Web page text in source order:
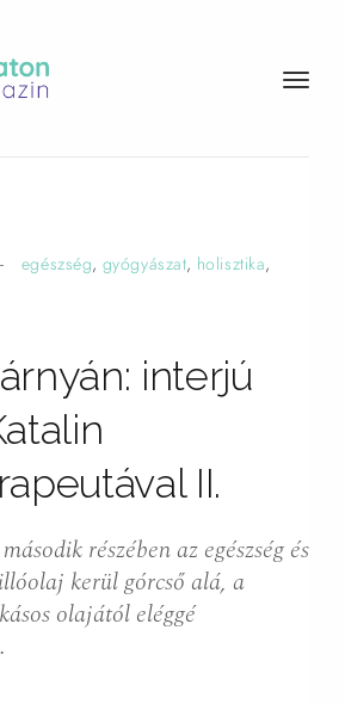
t
egészség, gyógyászat, holisztika,
interjú
II.
részében az egészség és
kerül górcső alá, a
olajától eléggé